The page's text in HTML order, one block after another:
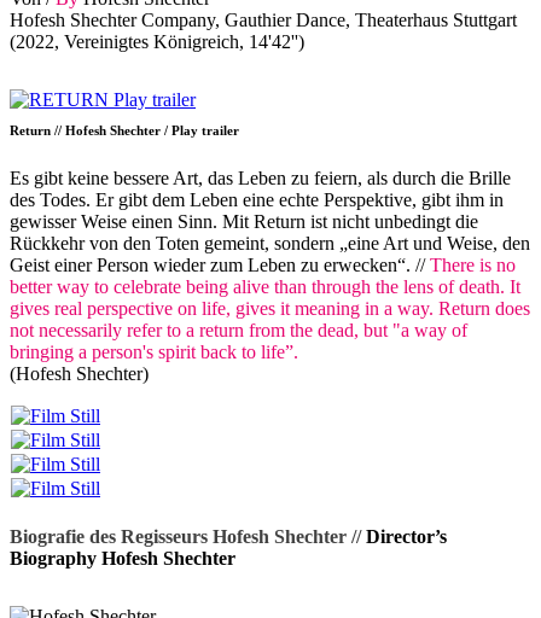
Hofesh Shechter Company, Gauthier Dance, Theaterhaus Stuttgart
(2022, Vereinigtes Königreich, 14'42'')
Return // Hofesh Shechter / Play trailer
Es gibt keine bessere Art, das Leben zu feiern, als durch die Brille
des Todes. Er gibt dem Leben eine echte Perspektive, gibt ihm in
gewisser Weise einen Sinn. Mit Return ist nicht unbedingt die
Rückkehr von den Toten gemeint, sondern „eine Art und Weise, den
Geist einer Person wieder zum Leben zu erwecken“. //There is no
better way to celebrate being alive than through the lens of death. It
gives real perspective on life, gives it meaning in a way. Return does
not necessarily refer to a return from the dead, but "a way of
bringing a person's spirit back to life”.
(Hofesh Shechter)
Biografie des Regisseurs Hofesh Shechter //Director’s
Biography Hofesh Shechter